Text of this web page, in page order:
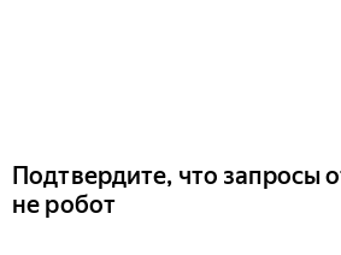
Подтвердите, что запросы
не робот